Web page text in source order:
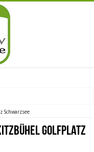
Schwarzsee
Golfplatz